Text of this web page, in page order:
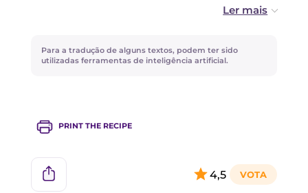
adicionar uma maçã cortada em cubos dentro
da massa.
um leite vegetal não adoçado.
Para a tradução de alguns textos, podem ter sido
utilizadas ferramentas de inteligência artificial.
PRINT THE RECIPE
4,5